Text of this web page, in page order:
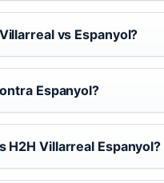
vs Espanyol?
Espanyol?
H2H Villarreal Espanyol?